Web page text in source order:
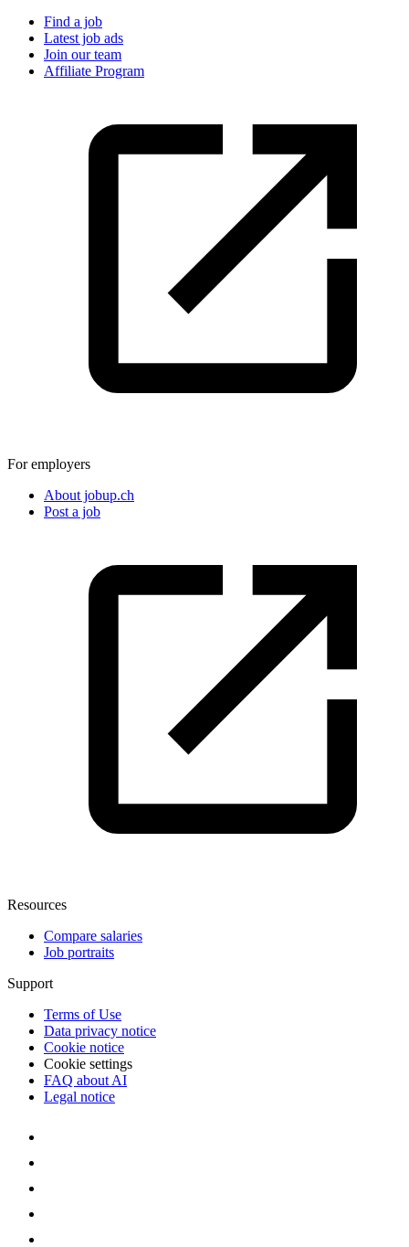
Find a job
Latest job ads
Join our team
Affiliate Program
For employers
About jobup.ch
Post a job
Resources
Compare salaries
Job portraits
Support
Terms of Use
Data privacy notice
Cookie notice
Cookie settings
FAQ about AI
Legal notice